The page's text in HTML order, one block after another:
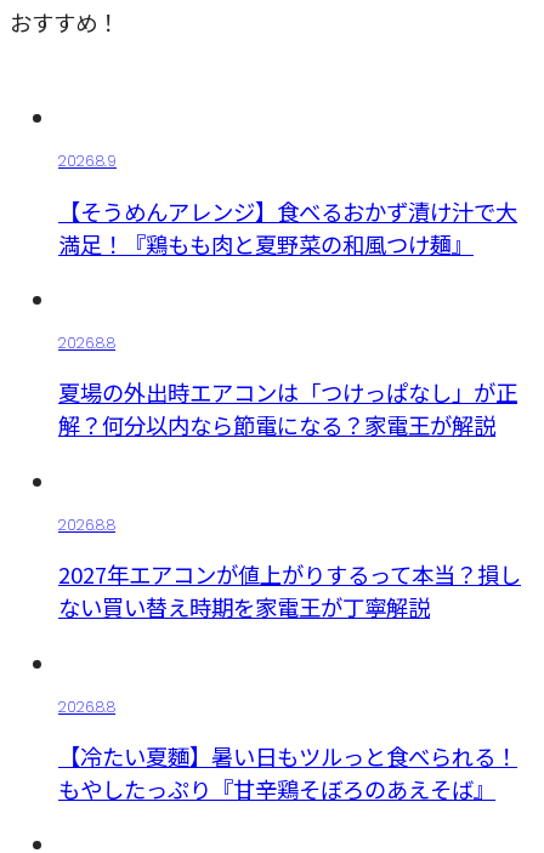
おすすめ！
2026.8.9
【そうめんアレンジ】食べるおかず漬け汁で大
満足！『鶏もも肉と夏野菜の和風つけ麺』
2026.8.8
夏場の外出時エアコンは「つけっぱなし」が正
解？何分以内なら節電になる？家電王が解説
2026.8.8
2027年エアコンが値上がりするって本当？損し
ない買い替え時期を家電王が丁寧解説
2026.8.8
【冷たい夏麵】暑い日もツルっと食べられる！
もやしたっぷり『甘辛鶏そぼろのあえそば』